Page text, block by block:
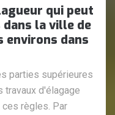
qui peut
la ville de
environs dans
parties supérieures
d'élagage
règles. Par